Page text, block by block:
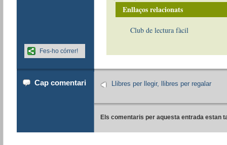
Enllaços relacionats
Club de lectura fàcil
Fes-ho córrer!
Cap comentari Llibres per llegir, llibres per regalar
Els comentaris per aquesta entrada estan